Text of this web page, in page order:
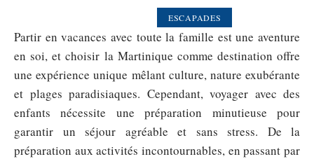
ESCAPADES
Partir en vacances avec toute la famille est une aventure
en soi, et choisir la Martinique comme destination offre
une expérience unique mêlant culture, nature exubérante
et plages paradisiaques. Cependant, voyager avec des
enfants nécessite une préparation minutieuse pour
garantir un séjour agréable et sans stress. De la
préparation aux activités incontournables, en passant par